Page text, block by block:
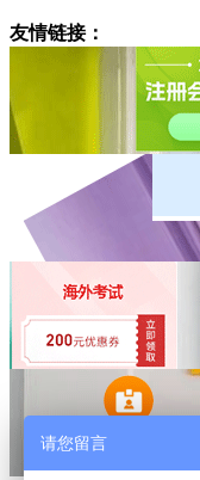
友情链接：
请您留言